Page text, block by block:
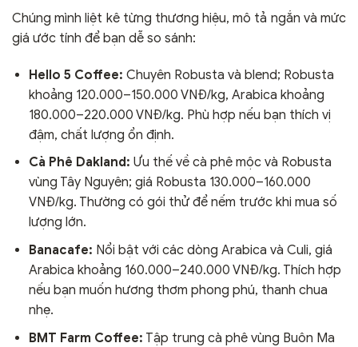
Chúng mình liệt kê từng thương hiệu, mô tả ngắn và mức
giá ước tính để bạn dễ so sánh:
Hello 5 Coffee: Chuyên Robusta và blend; Robusta
khoảng 120.000–150.000 VNĐ/kg, Arabica khoảng
180.000–220.000 VNĐ/kg. Phù hợp nếu bạn thích vị
đậm, chất lượng ổn định.
Cà Phê Dakland: Ưu thế về cà phê mộc và Robusta
vùng Tây Nguyên; giá Robusta 130.000–160.000
VNĐ/kg. Thường có gói thử để nếm trước khi mua số
lượng lớn.
Banacafe: Nổi bật với các dòng Arabica và Culi, giá
Arabica khoảng 160.000–240.000 VNĐ/kg. Thích hợp
nếu bạn muốn hương thơm phong phú, thanh chua
nhẹ.
BMT Farm Coffee: Tập trung cà phê vùng Buôn Ma